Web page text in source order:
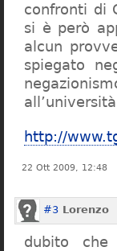
confronti di
si è però
alcun
spiegato
http://
22 Ott 2009, 12:48
#3 Lorenzo
dubito